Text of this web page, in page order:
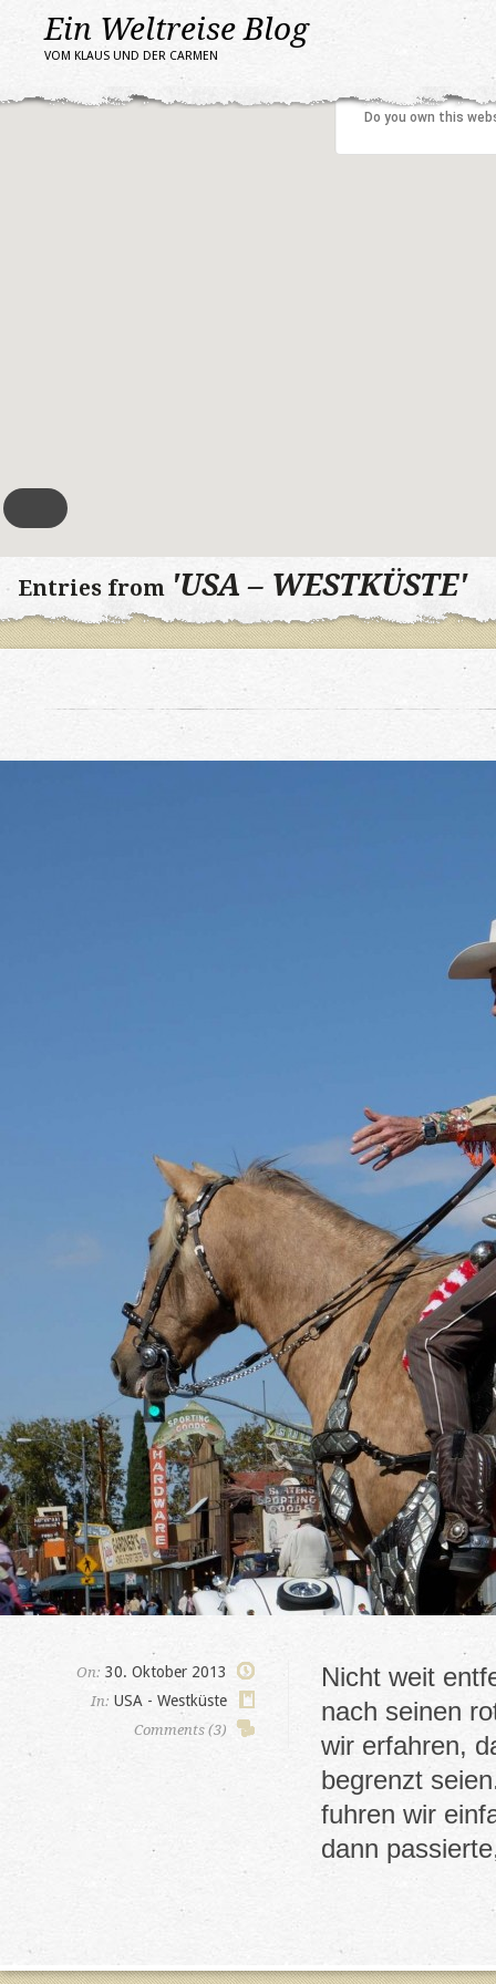
Ein Weltreise Blog
VOM KLAUS UND DER CARMEN
Entries from 'USA – WESTKÜSTE'
On: 30. Oktober 2013
In: USA - Westküste
Comments (3)
Nicht weit
nach seinen
wir erfahren,
begrenzt
fuhren wir
dann
Do you own this